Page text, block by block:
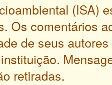
(ISA)
Os comentários
de seus
retiradas.